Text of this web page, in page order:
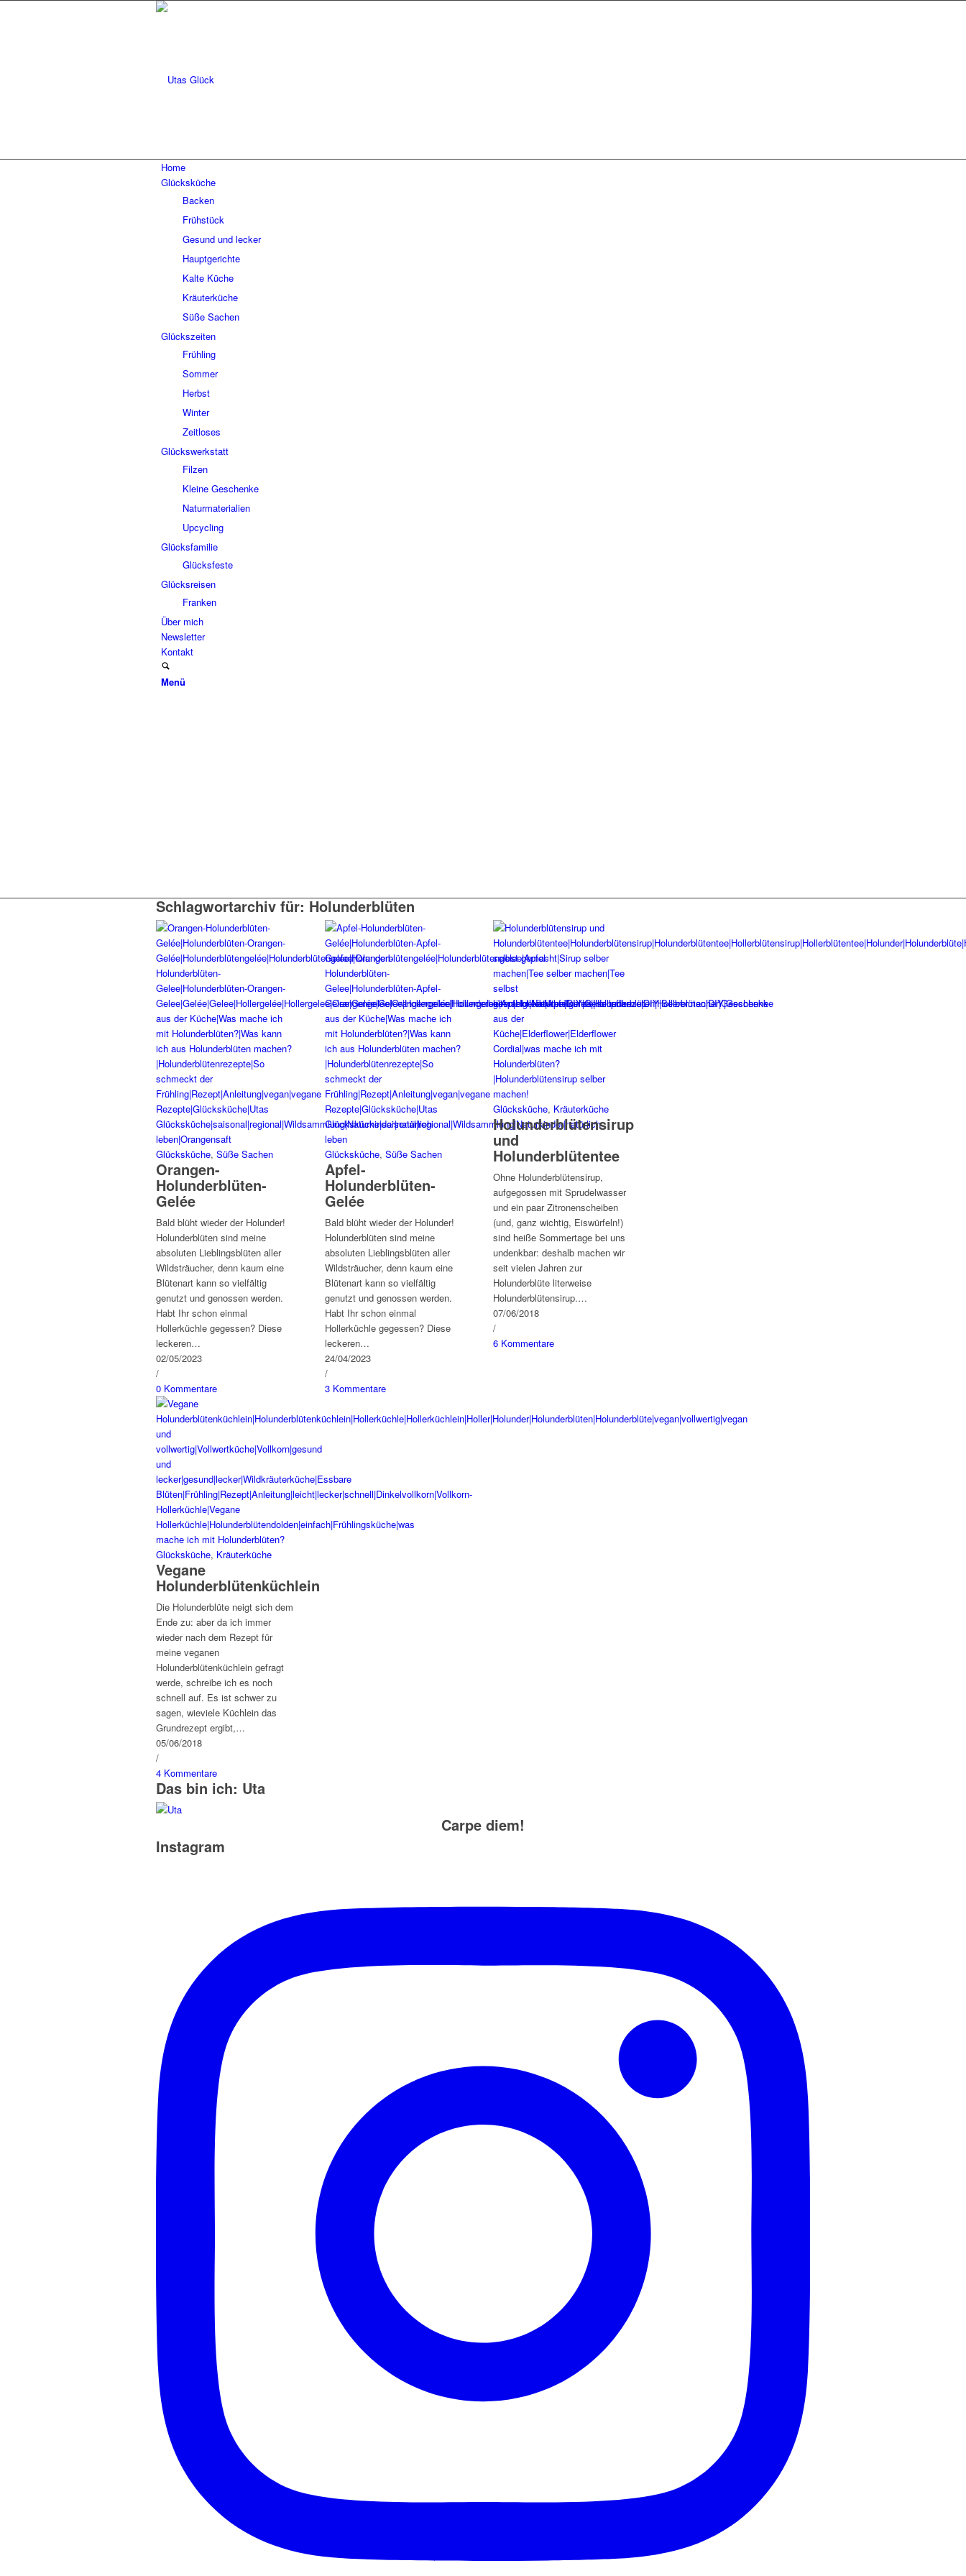
Home
Glücksküche
Backen
Frühstück
Gesund und lecker
Hauptgerichte
Kalte Küche
Kräuterküche
Süße Sachen
Glückszeiten
Frühling
Sommer
Herbst
Winter
Zeitloses
Glückswerkstatt
Filzen
Kleine Geschenke
Naturmaterialien
Upcycling
Glücksfamilie
Glücksfeste
Glücksreisen
Franken
Über mich
Newsletter
Kontakt
Menü
Schlagwortarchiv für: Holunderblüten
Glücksküche, Süße Sachen
Orangen-
Holunderblüten-
Gelée
Bald blüht wieder der Holunder!
Holunderblüten sind meine
absoluten Lieblingsblüten aller
Wildsträucher, denn kaum eine
Blütenart kann so vielfältig
genutzt und genossen werden.
Habt Ihr schon einmal
Hollerküchle gegessen? Diese
leckeren…
02/05/2023
/
0 Kommentare
Glücksküche, Süße Sachen
Apfel-
Holunderblüten-
Gelée
Bald blüht wieder der Holunder!
Holunderblüten sind meine
absoluten Lieblingsblüten aller
Wildsträucher, denn kaum eine
Blütenart kann so vielfältig
genutzt und genossen werden.
Habt Ihr schon einmal
Hollerküchle gegessen? Diese
leckeren…
24/04/2023
/
3 Kommentare
Glücksküche, Kräuterküche
Holunderblütensirup
und
Holunderblütentee
Ohne Holunderblütensirup,
aufgegossen mit Sprudelwasser
und ein paar Zitronenscheiben
(und, ganz wichtig, Eiswürfeln!)
sind heiße Sommertage bei uns
undenkbar: deshalb machen wir
seit vielen Jahren zur
Holunderblüte literweise
Holunderblütensirup.…
07/06/2018
/
6 Kommentare
Glücksküche, Kräuterküche
Vegane
Holunderblütenküchlein
Die Holunderblüte neigt sich dem
Ende zu: aber da ich immer
wieder nach dem Rezept für
meine veganen
Holunderblütenküchlein gefragt
werde, schreibe ich es noch
schnell auf. Es ist schwer zu
sagen, wieviele Küchlein das
Grundrezept ergibt,…
05/06/2018
/
4 Kommentare
Das bin ich: Uta
Carpe diem!
Instagram